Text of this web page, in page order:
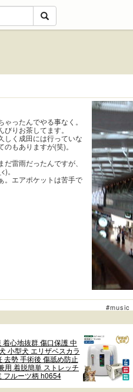
ったんでやる事なく。
りお茶してます。
しく成田には行っていな
もありますが(笑)。
雷雨だったんですが、
。
。エアポケットは苦手で
#music
着心地抜群 傷口保護 中
小型犬 エリザベスカラ
去勢 手術後 傷舐め防止
用 着脱簡単 ストレッチ
フルーツ柄 h0654